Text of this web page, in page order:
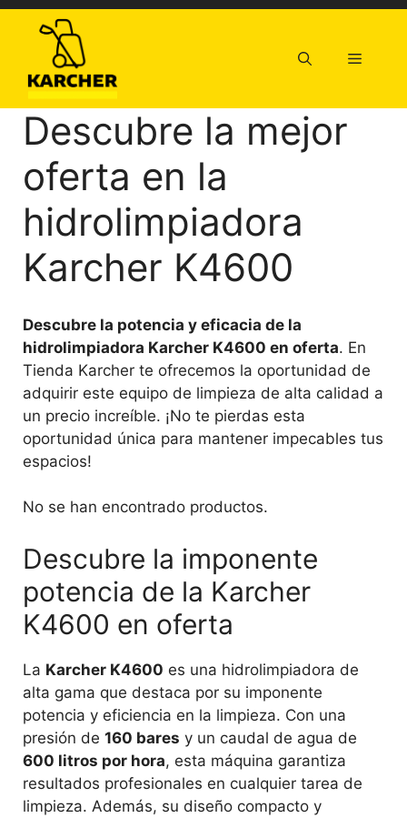
Saltar
contenido
Menú
Descubre la mejor
oferta en la
hidrolimpiadora
Karcher K4600
Descubre la potencia y eficacia de la
hidrolimpiadora Karcher K4600 en oferta. En
Tienda Karcher te ofrecemos la oportunidad de
adquirir este equipo de limpieza de alta calidad a
un precio increíble. ¡No te pierdas esta
oportunidad única para mantener impecables tus
espacios!
No se han encontrado productos.
Descubre la imponente
potencia de la Karcher
K4600 en oferta
La Karcher K4600 es una hidrolimpiadora de
alta gama que destaca por su imponente
potencia y eficiencia en la limpieza. Con una
presión de 160 bares y un caudal de agua de
600 litros por hora, esta máquina garantiza
resultados profesionales en cualquier tarea de
limpieza. Además, su diseño compacto y